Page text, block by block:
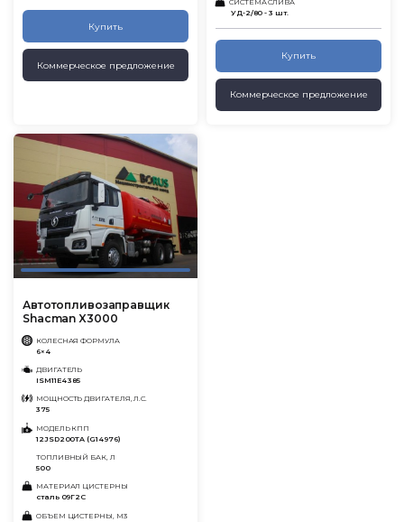
Купить
Коммерческое предложение
УД-2/80 - 3 шт.
Купить
Коммерческое предложение
Автотопливозаправщик
Shacman X3000
КОЛЕСНАЯ ФОРМУЛА
6×4
ДВИГАТЕЛЬ
ISM11E4 385
МОЩНОСТЬ ДВИГАТЕЛЯ, Л.С.
375
МОДЕЛЬ КПП
12JSD200TA (G14976)
ТОПЛИВНЫЙ БАК, Л
500
МАТЕРИАЛ ЦИСТЕРНЫ
сталь 09Г2С
ОБЪЕМ ЦИСТЕРНЫ, М3